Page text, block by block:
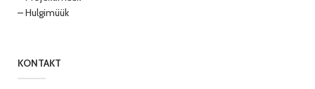
– Hulgimüük
KONTAKT